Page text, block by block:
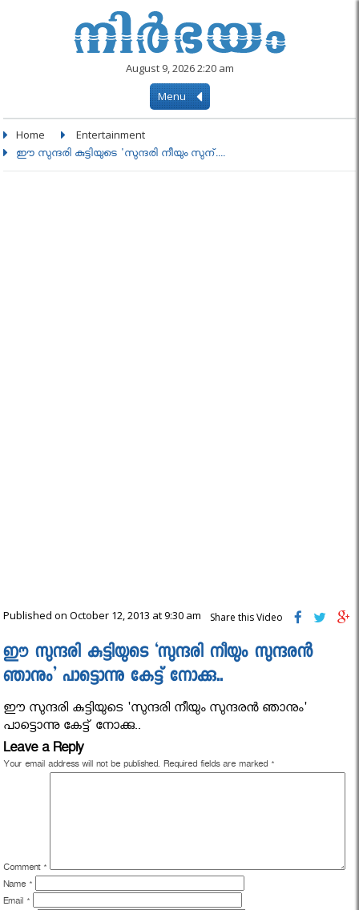
August 9, 2026 2:20 am
Menu
Home Entertainment
ഈ സുന്ദരി കുട്ടിയുടെ 'സുന്ദരി നീയും സുന്....
Published on October 12, 2013 at 9:30 am Share this Video
ഈ സുന്ദരി കുട്ടിയുടെ ‘സുന്ദരി നീയും സുന്ദരൻ
ഞാനും’ പാട്ടൊന്നു കേട്ട് നോക്കു..
ഈ സുന്ദരി കുട്ടിയുടെ 'സുന്ദരി നീയും സുന്ദരൻ ഞാനും'
പാട്ടൊന്നു കേട്ട് നോക്കു..
Leave a Reply
Your email address will not be published. Required fields are marked *
Comment *
Name *
Email *